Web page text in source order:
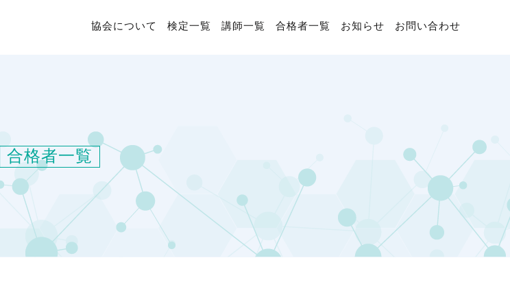
協会について 検定一覧 講師一覧 合格者一覧 お知らせ お問い合わせ
合格者一覧